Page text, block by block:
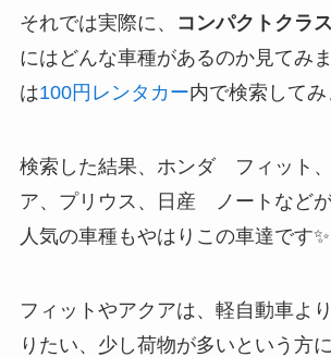
それでは実際に、 コンパクトクラス
にはどんな車種があるのか見てみ
は100円レンタカー内で検索してみ
検索した結果、ホンダ フィット
ア、プリウス、日産 ノートなどが
人気の車種もやはりこの車達です✨
フィットやアクアは、軽自動車よ
りたい、少し荷物が多いという方